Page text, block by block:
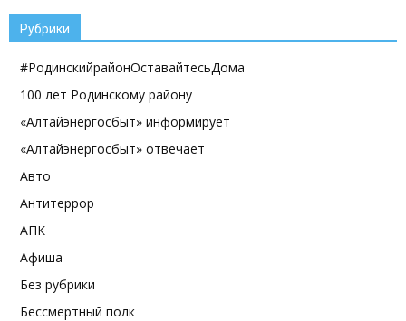
Рубрики
#РодинскийрайонОставайтесьДома
100 лет Родинскому району
«Алтайэнергосбыт» информирует
«Алтайэнергосбыт» отвечает
Авто
Антитеррор
АПК
Афиша
Без рубрики
Бессмертный полк